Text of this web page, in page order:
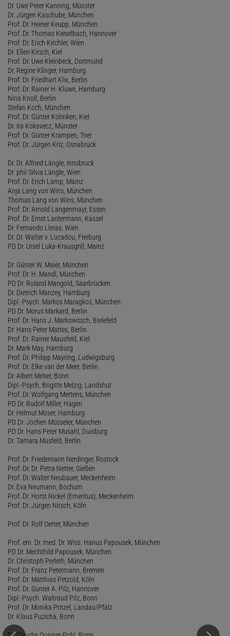
Dr. Uwe Peter Kanning, Münster
Dr. Jürgen Kaschube, München
Prof. Dr. Heiner Keupp, München
Prof. Dr. Thomas Kieselbach, Hannover
Prof. Dr. Erich Kirchler, Wien
Dr. Ellen Kirsch, Kiel
Prof. Dr. Uwe Kleinbeck, Dortmund
Dr. Regine Klinger, Hamburg
Prof. Dr. Friedhart Klix, Berlin
Prof. Dr. Rainer H. Kluwe, Hamburg
Nina Knoll, Berlin
Stefan Koch, München
Prof. Dr. Günter Köhnken, Kiel
Dr. Ira Kokavecz, Münster
Prof. Dr. Günter Krampen, Trier
Prof. Dr. Jürgen Kriz, Osnabrück
Dr. Dr. Alfried Längle, Innsbruck
Dr. phil Silvia Längle, Wien
Prof. Dr. Erich Lamp, Mainz
Anja Lang von Wins, München
Thomas Lang von Wins, München
Prof. Dr. Arnold Langenmayr, Essen
Prof. Dr. Ernst Lantermann, Kassel
Dr. Fernando Lleras, Wien
Dr. Dr. Walter v. Lucadou, Freiburg
PD Dr. Ursel Luka-Krausgrill, Mainz
Dr. Günter W. Maier, München
Prof. Dr. H. Mandl, München
PD Dr. Roland Mangold, Saarbrücken
Dr. Dietrich Manzey, Hamburg
Dipl.-Psych. Markos Maragkos, München
PD Dr. Morus Markard, Berlin
Prof. Dr. Hans J. Markowitsch, Bielefeld
Dr. Hans Peter Mattes, Berlin
Prof. Dr. Rainer Mausfeld, Kiel
Dr. Mark May, Hamburg
Prof. Dr. Philipp Mayring, Ludwigsburg
Prof. Dr. Elke van der Meer, Berlin
Dr. Albert Melter, Bonn
Dipl.-Psych. Brigitte Melzig, Landshut
Prof. Dr. Wolfgang Mertens, München
PD Dr. Rudolf Miller, Hagen
Dr. Helmut Moser, Hamburg
PD Dr. Jochen Müsseler, München
PD Dr. Hans Peter Musahl, Duisburg
Dr. Tamara Musfeld, Berlin
Prof. Dr. Friedemann Nerdinger, Rostock
Prof. Dr. Dr. Petra Netter, Gießen
Prof. Dr. Walter Neubauer, Meckenheim
Dr. Eva Neumann, Bochum
Prof. Dr. Horst Nickel (Emeritus), Meckenheim
Prof. Dr. Jürgen Nitsch, Köln
Prof. Dr. Rolf Oerter, München
Prof. em. Dr. med. Dr. Wiss. Hanus Papousek, München
PD Dr. Mechthild Papousek, München
Dr. Christoph Perleth, München
Prof. Dr. Franz Petermann, Bremen
Prof. Dr. Matthias Petzold, Köln
Prof. Dr. Gunter A. Pilz, Hannover
Dipl.-Psych. Waltraud Pilz, Bonn
Prof. Dr. Monika Pritzel, Landau/Pfalz
Dr. Klaus Puzicha, Bonn